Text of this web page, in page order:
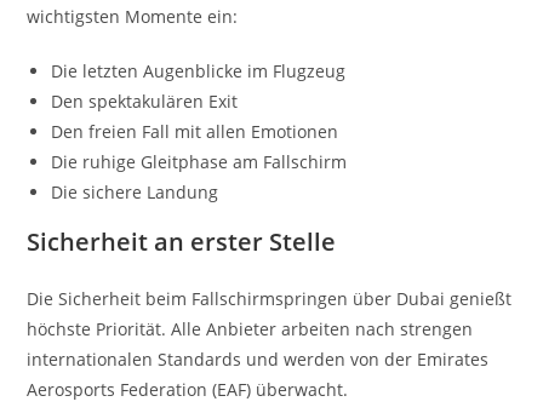
wichtigsten Momente ein:
Die letzten Augenblicke im Flugzeug
Den spektakulären Exit
Den freien Fall mit allen Emotionen
Die ruhige Gleitphase am Fallschirm
Die sichere Landung
Sicherheit an erster Stelle
Die Sicherheit beim Fallschirmspringen über Dubai genießt
höchste Priorität. Alle Anbieter arbeiten nach strengen
internationalen Standards und werden von der Emirates
Aerosports Federation (EAF) überwacht.